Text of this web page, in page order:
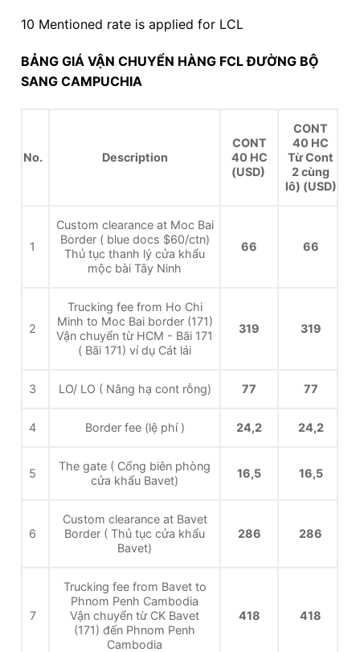
10 Mentioned rate is applied for LCL
BẢNG GIÁ VẬN CHUYỂN HÀNG FCL ĐƯỜNG BỘ
SANG CAMPUCHIA
No. Description
CONT
40 HC
(USD)
CONT
40 HC
Từ Cont
2 cùng
lô) (USD)
1
Custom clearance at Moc Bai
Border ( blue docs $60/ctn)
Thủ tục thanh lý cửa khẩu
mộc bài Tây Ninh
66 66
2
Trucking fee from Ho Chi
Minh to Moc Bai border (171)
Vận chuyển từ HCM - Bãi 171
( Bãi 171) ví dụ Cát lái
319 319
3 LO/ LO ( Nâng hạ cont rỗng) 77 77
4 Border fee (lệ phí ) 24,2 24,2
5
The gate ( Cổng biên phòng
cửa khẩu Bavet)
16,5 16,5
6
Custom clearance at Bavet
Border ( Thủ tục cửa khẩu
Bavet)
286 286
7
Trucking fee from Bavet to
Phnom Penh Cambodia
Vận chuyển từ CK Bavet
(171) đến Phnom Penh
Cambodia
418 418